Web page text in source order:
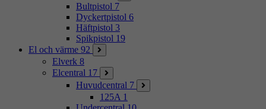
Bultpistol 7
Dyckertpistol 6
Häftpistol 3
Spikpistol 19
El och värme 92
Elverk 8
Elcentral 17
Huvudcentral 7
125A 1